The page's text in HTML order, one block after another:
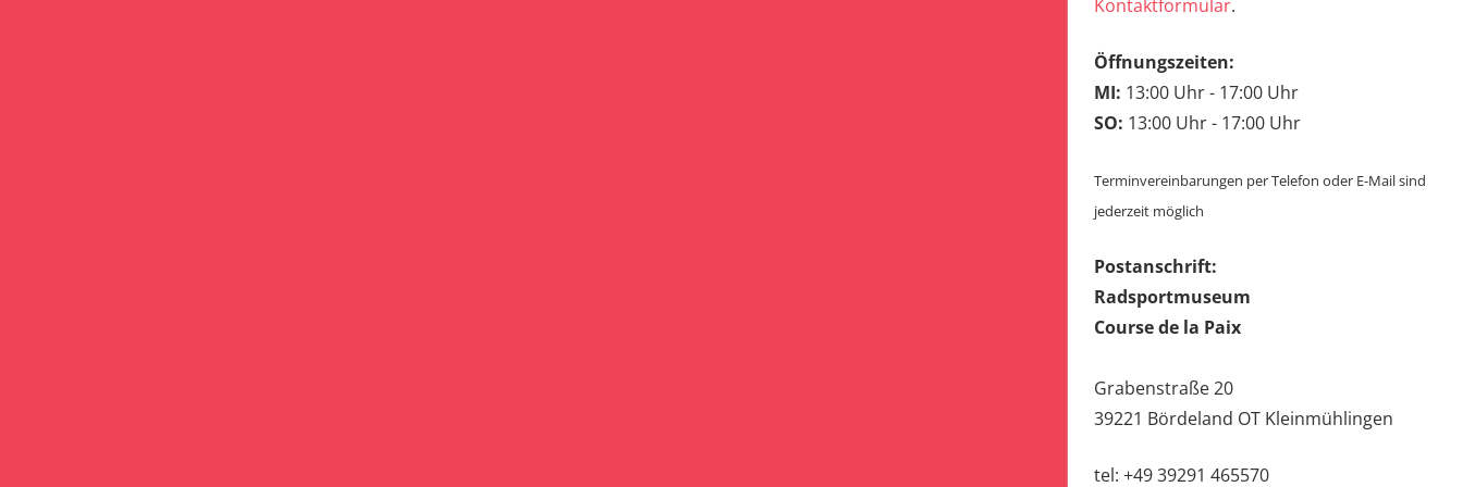
Kontaktformular.
Öffnungszeiten:
MI: 13:00 Uhr - 17:00 Uhr
SO: 13:00 Uhr - 17:00 Uhr
Terminvereinbarungen per Telefon oder E-Mail sind
jederzeit möglich
Postanschrift:
Radsportmuseum
Course de la Paix
Grabenstraße 20
39221 Bördeland OT Kleinmühlingen
tel: +49 39291 465570